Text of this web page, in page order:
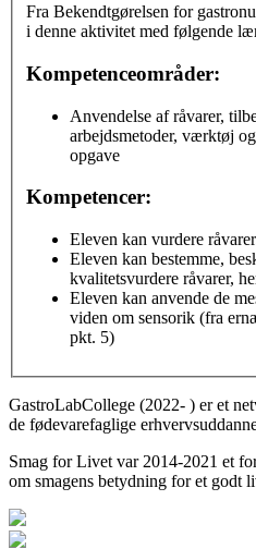
Fra Bekendtgørelsen for
i denne aktivitet med følgende
Kompetenceområder:
Anvendelse af råvarer,
arbejdsmetoder, værktøj
opgave
Kompetencer:
Eleven kan vurdere
Eleven kan bestemme,
kvalitetsvurdere råvarer,
Eleven kan anvende de
viden om sensorik (fra
pkt. 5)
GastroLabCollege (2022- ) er et
de fødevarefaglige
Smag for Livet var 2014-2021 et
om smagens betydning for et godt